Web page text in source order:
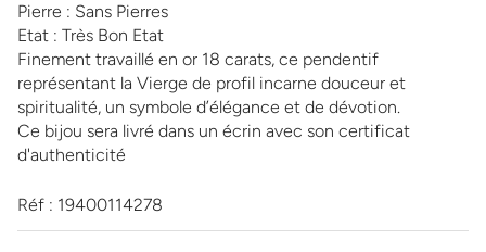
Pierre : Sans Pierres
Etat : Très Bon Etat
Finement travaillé en or 18 carats, ce pendentif
représentant la Vierge de profil incarne douceur et
spiritualité, un symbole d’élégance et de dévotion.
Ce bijou sera livré dans un écrin avec son certificat
d'authenticité
Réf : 19400114278